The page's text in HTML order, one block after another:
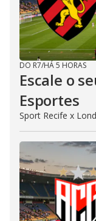
DO R7/HÁ 5 HORAS
Escale o
Esportes
Sport Recife x